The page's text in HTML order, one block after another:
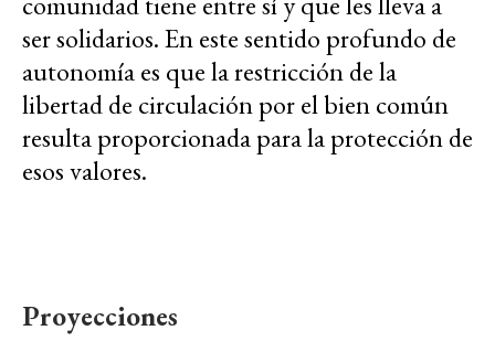
ser solidarios. En este sentido profundo de
autonomía es que la restricción de la
libertad de circulación por el bien común
resulta proporcionada para la protección de
esos valores.
Proyecciones